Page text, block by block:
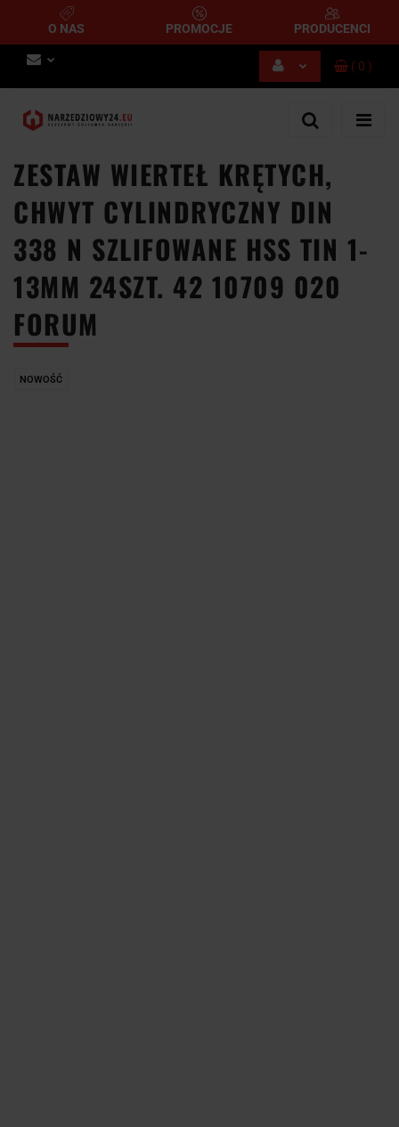
O NAS PROMOCJE PRODUCENCI
( 0 )
ZESTAW WIERTEŁ KRĘTYCH,
CHWYT CYLINDRYCZNY DIN
338 N SZLIFOWANE HSS TIN 1-
13MM 24SZT. 42 10709 020
FORUM
NOWOŚĆ